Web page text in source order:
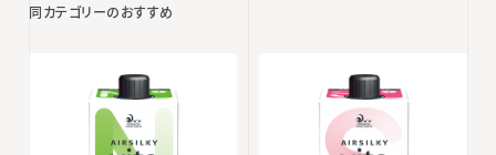
同カテゴリーのおすすめ